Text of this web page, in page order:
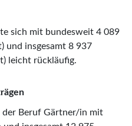
sich mit bundesweit 4 089
und insgesamt 8 937
leicht rückläufig.
der Beruf Gärtner/in mit